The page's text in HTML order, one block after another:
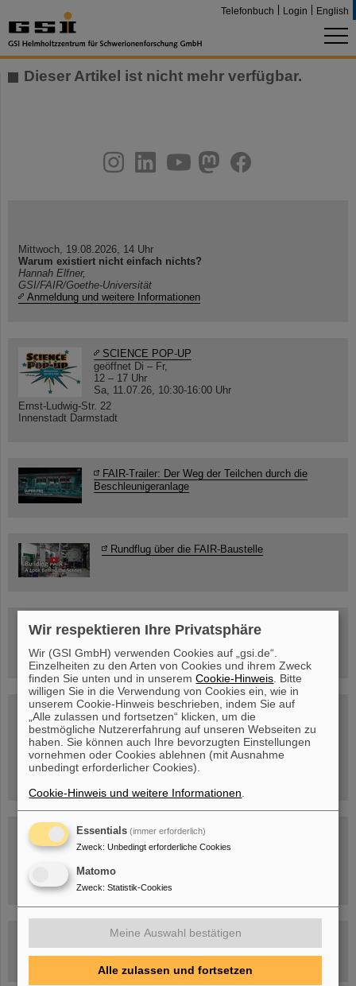
Telefonbuch Login English
Dieser Artikel ist nicht mehr verfügbar.
youtube
helmholtz.social
facebook
Mittwoch, 19.08.2026, 14 Uhr
Warum existiert nicht einfach nichts?
Hannah Elfner,
GSI/FAIR/Goethe-Universität
Anmeldung und weitere Informationen
SCIENCE POP-UP
geöffnet Di – Fr,
12 – 17 Uhr
Sa, 11.07.26, 10:30-16:00 Uhr
Ernst-Ludwig-Str. 22
Innenstadt Darmstadt
FAIR-Trailer: Der Weg der Teilchen durch die
Beschleunigeranlage
Rundflug über die FAIR-Baustelle
Besichtigung von GSI/FAIR –
jetzt Termin buchen!
Blog Beam On
Menschen...hinter GSI und FAIR.
Umgang mit den Auswirkungen des Kriegs in der Ukraine
GSI-FAIR Kolloquium
Aktuelle Termine
Wir respektieren Ihre Privatsphäre
Wir (GSI GmbH) verwenden Cookies auf „gsi.de“.
Einzelheiten zu den Arten von Cookies und ihrem Zweck
finden Sie unten und in unseremCookie-Hinweis . Bitte
willigen Sie in die Verwendung von Cookies ein, wie in
unserem Cookie-Hinweis beschrieben, indem Sie auf
„Alle zulassen und fortsetzen“ klicken, um die
bestmögliche Nutzererfahrung auf unseren Webseiten zu
haben. Sie können auch Ihre bevorzugten Einstellungen
vornehmen oder Cookies ablehnen (mit Ausnahme
unbedingt erforderlicher Cookies).
Cookie-Hinweis und weitere Informationen
Essentials (immer erforderlich)
Zweck: Unbedingt erforderliche Cookies
Matomo
Zweck: Statistik-Cookies
Meine Auswahl bestätigen
Alle zulassen und fortsetzen